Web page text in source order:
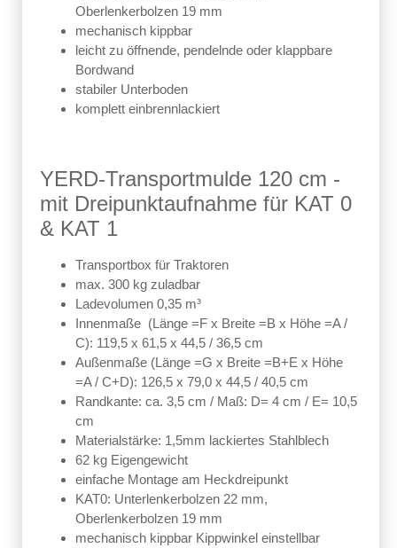
Oberlenkerbolzen 19 mm
mechanisch kippbar
leicht zu öffnende, pendelnde oder klappbare
Bordwand
stabiler Unterboden
komplett einbrennlackiert
YERD-Transportmulde 120 cm -
mit Dreipunktaufnahme für KAT 0
& KAT 1
Transportbox für Traktoren
max. 300 kg zuladbar
Ladevolumen 0,35 m³
Innenmaße (Länge =F x Breite =B x Höhe =A /
C): 119,5 x 61,5 x 44,5 / 36,5 cm
Außenmaße (Länge =G x Breite =B+E x Höhe
=A / C+D): 126,5 x 79,0 x 44,5 / 40,5 cm
Randkante: ca. 3,5 cm / Maß: D= 4 cm / E= 10,5
cm
Materialstärke: 1,5mm lackiertes Stahlblech
62 kg Eigengewicht
einfache Montage am Heckdreipunkt
KAT0: Unterlenkerbolzen 22 mm,
Oberlenkerbolzen 19 mm
mechanisch kippbar Kippwinkel einstellbar